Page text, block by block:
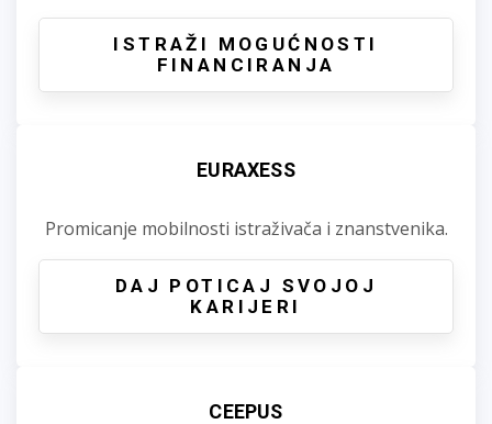
ISTRAŽI MOGUĆNOSTI
FINANCIRANJA
EURAXESS
Promicanje mobilnosti istraživača i znanstvenika.
DAJ POTICAJ SVOJOJ
KARIJERI
CEEPUS